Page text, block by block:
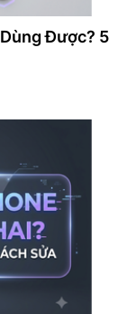
Được? 5